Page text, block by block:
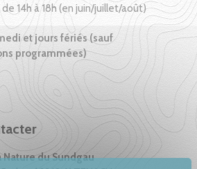
14h à 18h (en juin/juillet/août)
et jours fériés (sauf
programmées)
Nature du Sundgau